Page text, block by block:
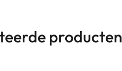
producten